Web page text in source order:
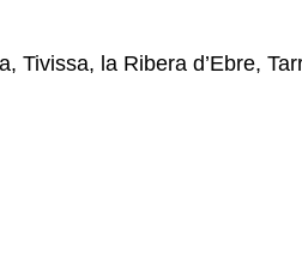
Tivissa, la Ribera d’Ebre,